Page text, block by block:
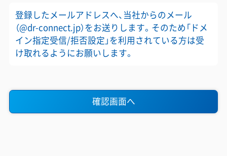
登録したメールアドレスへ、当社からのメール
（@dr-connect.jp）をお送りします。そのため「ドメ
イン指定受信/拒否設定」を利用されている方は受
け取れるようにお願いします。
確認画面へ